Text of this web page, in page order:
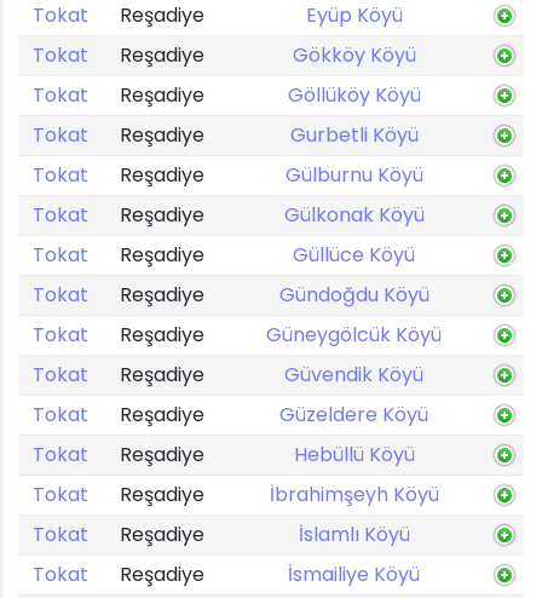
Tokat
Reşadiye
Eyüp Köyü
Tokat
Reşadiye
Gökköy Köyü
Tokat
Reşadiye
Göllüköy Köyü
Tokat
Reşadiye
Gurbetli Köyü
Tokat
Reşadiye
Gülburnu Köyü
Tokat
Reşadiye
Gülkonak Köyü
Tokat
Reşadiye
Güllüce Köyü
Tokat
Reşadiye
Gündoğdu Köyü
Tokat
Reşadiye
Güneygölcük Köyü
Tokat
Reşadiye
Güvendik Köyü
Tokat
Reşadiye
Güzeldere Köyü
Tokat
Reşadiye
Hebüllü Köyü
Tokat
Reşadiye
İbrahimşeyh Köyü
Tokat
Reşadiye
İslamlı Köyü
Tokat
Reşadiye
İsmailiye Köyü